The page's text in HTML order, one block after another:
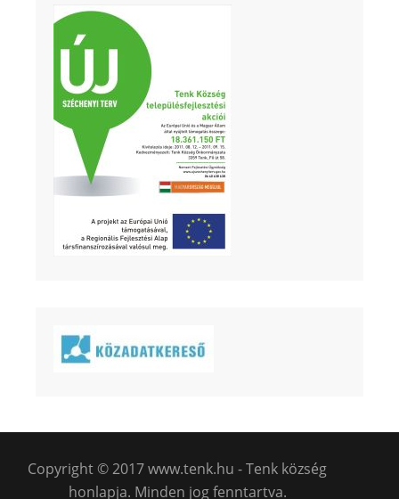
Copyright © 2017 www.tenk.hu - Tenk község
honlapja. Minden jog fenntartva.